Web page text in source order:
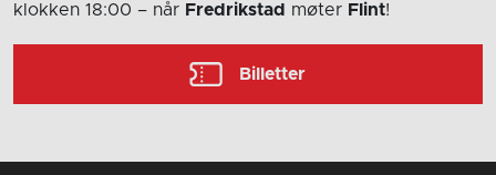
klokken 18:00 – når Fredrikstad møter Flint!
Billetter